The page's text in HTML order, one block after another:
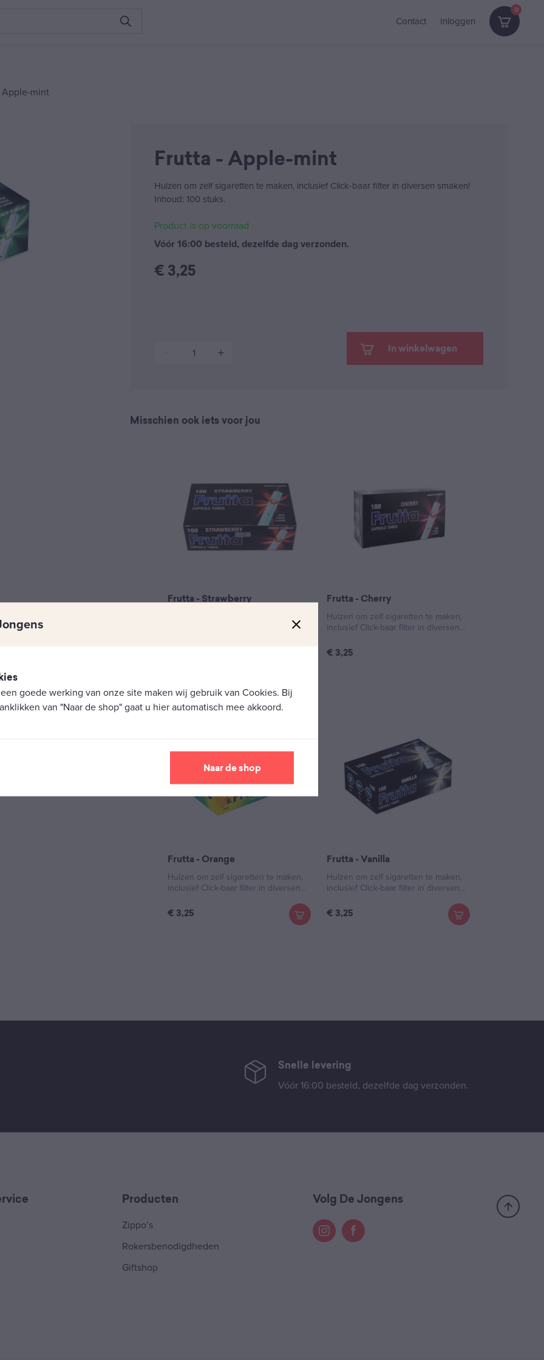
Contact Inloggen
0
Apple-mint
Frutta - Apple-mint
Hulzen om zelf sigaretten te maken, inclusief Click-baar filter in diversen smaken!
Inhoud: 100 stuks.
Product is op voorraad
Vóór 16:00 besteld, dezelfde dag verzonden.
€ 3,25
1 In winkelwagen
Misschien ook iets voor jou
Frutta - Strawberry
inclusief Click-baar filter in diversen...
Frutta - Cherry
Hulzen om zelf sigaretten te maken,
inclusief Click-baar filter in diversen...
€ 3,25
Frutta - Orange
Hulzen om zelf sigaretten te maken,
inclusief Click-baar filter in diversen...
€ 3,25
Frutta - Vanilla
Hulzen om zelf sigaretten te maken,
inclusief Click-baar filter in diversen...
€ 3,25
Snelle levering
Vóór 16:00 besteld, dezelfde dag verzonden.
Producten
Zippo’s
Rokersbenodigdheden
Giftshop
Volg De Jongens
goede werking van onze site maken wij gebruik van Cookies. Bij
van "Naar de shop" gaat u hier automatisch mee akkoord.
Naar de shop